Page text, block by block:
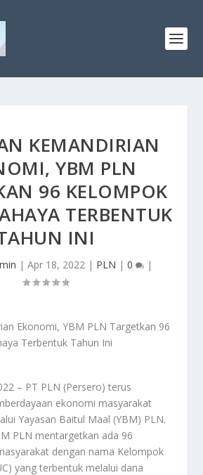
KEMANDIRIAN
YBM PLN
96 KELOMPOK
TERBENTUK
INI
| Apr 18, 2022| PLN | 0 |
– PT PLN (Persero) terus
ekonomi masyarakat
Yayasan Baitul Maal (YBM) PLN.
PLN mentargetkan ada 96
dengan nama Kelompok
yang terbentuk melalui dana